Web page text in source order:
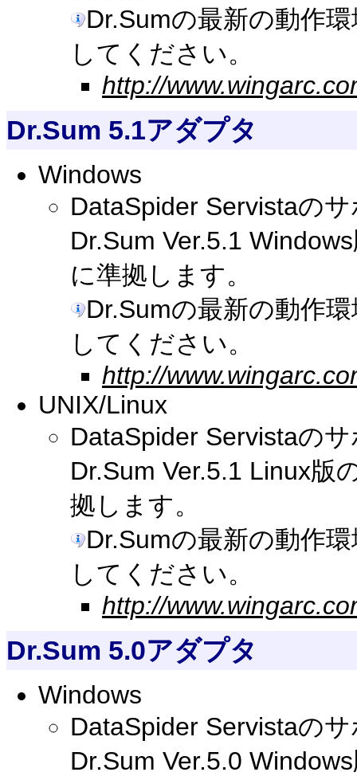
Dr.Sumの最新の動作
してください。
http://
Dr.Sum 5.1アダプタ
Windows
DataSpider Servistaの
Dr.Sum Ver.5.1
に準拠します。
Dr.Sumの最新の動作
してください。
http://
UNIX/Linux
DataSpider Servistaの
Dr.Sum Ver.5.1 Linux版
拠します。
Dr.Sumの最新の動作
してください。
http://
Dr.Sum 5.0アダプタ
Windows
DataSpider Servistaの
Dr.Sum Ver.5.0